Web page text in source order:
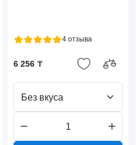
4 отзыва
6 256 ₸
Без вкуса